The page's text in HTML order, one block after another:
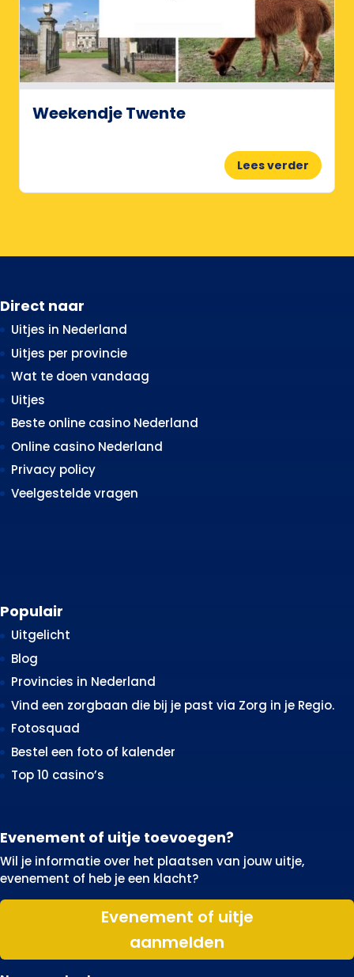
Weekendje Twente
Lees verder
Direct naar
Uitjes in Nederland
Uitjes per provincie
Wat te doen vandaag
Uitjes
Beste online casino Nederland
Online casino Nederland
Privacy policy
Veelgestelde vragen
Populair
Uitgelicht
Blog
Provincies in Nederland
Vind een zorgbaan die bij je past via Zorg in je Regio.
Fotosquad
Bestel een foto of kalender
Top 10 casino’s
Evenement of uitje toevoegen?
Wil je informatie over het plaatsen van jouw uitje,
evenement of heb je een klacht?
Evenement of uitje
aanmelden